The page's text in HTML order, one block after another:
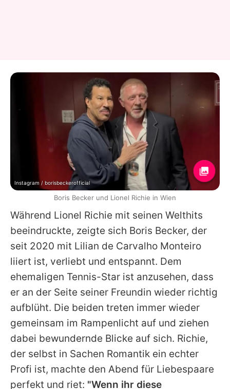
Während Lionel Richie mit seinen Welthits
beeindruckte, zeigte sich Boris Becker, der
seit 2020 mit Lilian de Carvalho Monteiro
liiert ist, verliebt und entspannt. Dem
ehemaligen Tennis-Star ist anzusehen, dass
er an der Seite seiner Freundin wieder richtig
aufblüht. Die beiden treten immer wieder
gemeinsam im Rampenlicht auf und ziehen
dabei bewundernde Blicke auf sich. Richie,
der selbst in Sachen Romantik ein echter
Profi ist, machte den Abend für Liebespaare
perfekt und riet: "Wenn ihr diese
Instagram / borisbeckerofficial
Boris Becker und Lionel Richie in Wien